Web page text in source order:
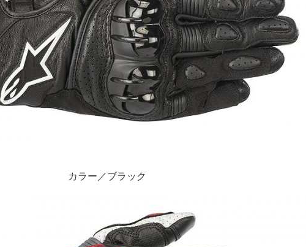
カラー／ブラック